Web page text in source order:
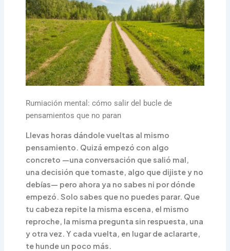
Rumiación mental: cómo salir del bucle de
pensamientos que no paran
Llevas horas dándole vueltas al mismo
pensamiento. Quizá empezó con algo
concreto —una conversación que salió mal,
una decisión que tomaste, algo que dijiste y no
debías— pero ahora ya no sabes ni por dónde
empezó. Solo sabes que no puedes parar. Que
tu cabeza repite la misma escena, el mismo
reproche, la misma pregunta sin respuesta, una
y otra vez. Y cada vuelta, en lugar de aclararte,
te hunde un poco más.